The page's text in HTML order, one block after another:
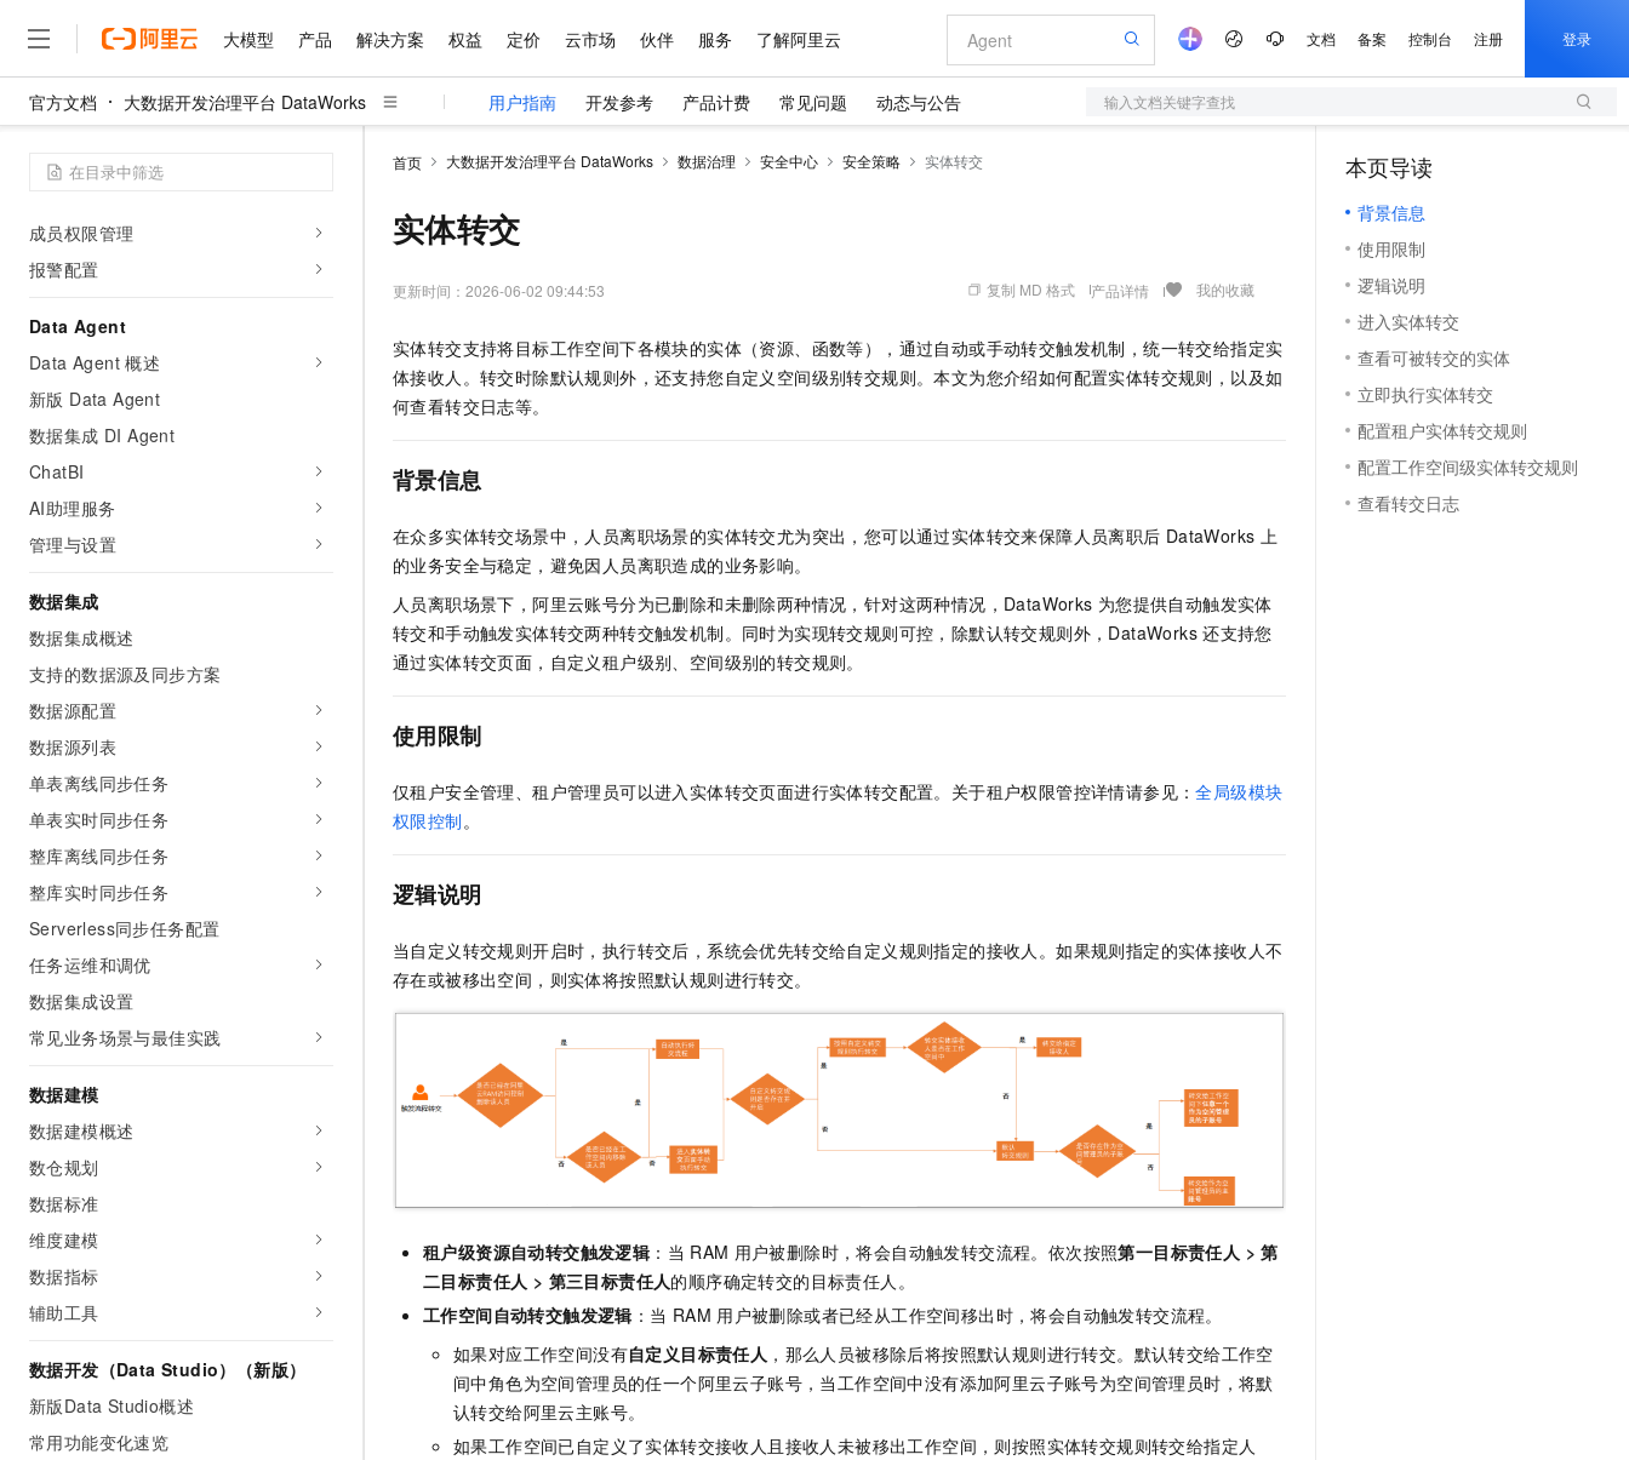
大模型 产品 解决方案 权益 定价 云市场 伙伴 服务 了解阿里云 文档 备案 控制台 注册 登录
官方文档 大数据开发治理平台 DataWorks 用户指南 开发参考 产品计费 常见问题 动态与公告 输入文档关键字查找
资源组管理
数据源管理
大模型服务管理
成员权限管理
报警配置
Data Agent
Data Agent 概述
新版 Data Agent
数据集成 DI Agent
ChatBI
AI助理服务
管理与设置
数据集成
数据集成概述
支持的数据源及同步方案
数据源配置
数据源列表
单表离线同步任务
单表实时同步任务
整库离线同步任务
整库实时同步任务
Serverless同步任务配置
任务运维和调优
数据集成设置
常见业务场景与最佳实践
数据建模
数据建模概述
数仓规划
数据标准
维度建模
数据指标
辅助工具
数据开发（Data Studio）（新版）
新版Data Studio概述
常用功能变化速览
首页 大数据开发治理平台 DataWorks 数据治理 安全中心 安全策略 实体转交
实体转交
更新时间： 2026-06-02 09:44:53 复制 MD 格式 产品详情 我的收藏
实体转交支持将目标工作空间下各模块的实体（资源、函数等），通过自动或手动转交触发机制，统一转交给指定实
体接收人。转交时除默认规则外，还支持您自定义空间级别转交规则。本文为您介绍如何配置实体转交规则，以及如
何查看转交日志等。
背景信息
在众多实体转交场景中，人员离职场景的实体转交尤为突出，您可以通过实体转交来保障人员离职后 DataWorks 上
的业务安全与稳定，避免因人员离职造成的业务影响。
人员离职场景下，阿里云账号分为已删除和未删除两种情况，针对这两种情况，DataWorks 为您提供自动触发实体
转交和手动触发实体转交两种转交触发机制。同时为实现转交规则可控，除默认转交规则外，DataWorks 还支持您
通过实体转交页面，自定义租户级别、空间级别的转交规则。
使用限制
仅租户安全管理、租户管理员可以进入实体转交页面进行实体转交配置。关于租户权限管控详情请参见：全局级模块
权限控制。
逻辑说明
当自定义转交规则开启时，执行转交后，系统会优先转交给自定义规则指定的接收人。如果规则指定的实体接收人不
存在或被移出空间，则实体将按照默认规则进行转交。
租户级资源自动转交触发逻辑 ：当 RAM 用户被删除时，将会自动触发转交流程。依次按照第一目标责任人 >第
二目标责任人 > 第三目标责任人的顺序确定转交的目标责任人。
工作空间自动转交触发逻辑 ：当 RAM 用户被删除或者已经从工作空间移出时，将会自动触发转交流程。
如果对应工作空间没有自定义目标责任人 ，那么人员被移除后将按照默认规则进行转交。默认转交给工作空
间中角色为空间管理员的任一个阿里云子账号，当工作空间中没有添加阿里云子账号为空间管理员时，将默
认转交给阿里云主账号。
如果工作空间已自定义了实体转交接收人且接收人未被移出工作空间，则按照实体转交规则转交给指定人
本页导读
背景信息
使用限制
逻辑说明
进入实体转交
查看可被转交的实体
立即执行实体转交
配置租户实体转交规则
配置工作空间级实体转交规则
查看转交日志
大模型
千问AI平台
Qwen3.8-Max HOT
智能体时代全能旗舰模型
能看、能想、能动手的多模态智能体模型
Qwen3-VL-Plus
视觉 Coding、空间感知、多模态思考等全面升级
Kimi-K3 NEW
GLM-5.2
1M上下文，专为长程任务能力而生
HappyHorse-1.1-T2V
Wan2.7-T2V
语音识别与合成
Qwen3-TTS-Flash
高表现力语音合成大模型，语音克隆听感自然
大模型服务
在线体验全尺寸、多种模态的模型效果
AI 应用构建
灵活可视化地构建企业级 Agent
大模型原生应用
企业级人与Agent协作平台，接入和调度多个数字员工
大模型解决方案
依托云原生高可用架构,实现Dify私有化部署
10 分钟在聊天系统中增加一个 AI 助手
10分钟微调：让0.6B模型媲美235B模型
用1%尺寸在特定领域达到大模型90%以上效果
即刻拥有 DeepSeek-R1 满血版 超强辅助，Bolt.diy 一步搞定创意建站
产品
精选产品
人工智能与机器学习
计算
存储
网络与CDN
数据库
大数据计算
企业服务与云通信
域名与网站
终端用户计算
Serverless
开发工具
专有云
精选产品
大模型服务与应用平台
多元化、高性能、安全可靠的大模型服务
无影云电脑
随时随地安全接入的云上超级电脑
云解析DNS
云原生大数据计算服务 MaxCompute
人工智能平台 PAI 大模型
一站式AI开发、训练和推理服务
全托管，含MySQL、PostgreSQL、SQL Server、MariaDB多引擎
Qoder
面向真实软件的智能体编程平台
轻量应用服务器
数字证书管理服务（原SSL证书）
实现全站HTTPS，呈现可信的WEB访问
短信服务
大数据开发治理平台 DataWorks
解决方案
精选解决方案
AI
互联网应用开发
现代化应用
安全
可观测
上云与迁云
企业出海
政企业务
精选解决方案
上传文档即自动完成翻译和格式还原
Hermes Agent，打造自进化智能体
自主进化，持久记忆，越用越聪明
快速拥有专属 OpenClaw
5 分钟轻松部署专属 QwenPaw HOT
从聊天伙伴进化为能主动干活的本地数字员工
一键购买专属联机服务器，轻松开启游戏
高效搭建 AI 智能体与工作流应用
通过阿里云百炼高效搭建AI应用,助力高效开发
Agency Agents：拥有专属领域专家
HappyHorse 打造一站式影视创作平台
漫剧工坊：一站式动画创作平台
快速生产连贯的高质量长漫剧
10 分钟搭建微信、支付宝小程序
高效部署网站，快速应用到小程序
权益 普惠上云
云服务器38元/年起，超值低价云产品抢先购
推荐新用户得奖励，单订单最高返9万
云工开物
高校专属算力普惠，学生认证享300元代金券
解决方案免费试用 新老同享
AI 产品 免费试用
140+云产品 免费试用
产品新客免费试用，最长12个月
助力企业全员 AI 认知与能力提升
AI 特惠
Token Plan 模型订阅计划
Qwen3.8-Max 首发尝鲜，限时加量 10 倍，夜间低至2折
Night Plan 支持 Qwen 3.8-Max
AI 场景体验
从图文生成到视频创作，一键激活电商全链路生产力
AI 广告创作
图文、视频一站生成，高效打造优质广告素材
智能客服
AI 活动
AI 生产力先锋
先锋实践拓展 AI 生产力的边界
飞天发布时刻
所见，即是所愿
AI 实训营
从基础到进阶，Agent 创客手把手教你
创新加速
覆盖90%+业务场景，专享组合折扣价
定价 产品定价
了解云产品的定价详情
云上成本管理
管理和优化成本
价格计算器
自助选配和估算价格
配置报价器
阿里云 OPC 创新助力计划
Token 补贴，五大权
益加速 OPC 成功
云市场 精选商城
多端小程序
观测云
Tuya 物联网平台阿里云版
电子合同
畅捷通
Tableau 订阅
AI空中课堂在线直播课堂（旗舰版）
行业生态解决方案
开发者生态解决方案
AI 开发和 AI 应用解决方案
数据与 API
OCR 文字识别
企业应用
ERP
CRM
400电话
基础软件
JAVA
Ubuntu
SUSE
定制建站
建站系统
专业服务
公司注册
上云迁移
代维服务
伙伴 成为销售伙伴
咨询伙伴
销售伙伴合作计划
无影生态合作计划
Salesforce On Alibaba Cloud
Consulting Partner 合作计划
成为产品伙伴 产品伙伴合作计划
云网络合作计划
服务生态伙伴
服务伙伴合作计划
Al MaaS 服务伙伴赋能合作
伙伴信用分合作计划
更多支持
合作伙伴培训与认证
查询合作伙伴
登录合作伙伴管理后台
服务 售前咨询
售后服务
自助服务
在线服务
工单服务
企业增值服务
企业成长
服务实践
阿里云认证
信息公告
官网公告
开发者社区
镜像站
我要反馈
我要建议
我要投诉
了解阿里云 为什么选择阿里云
技术领先
分析师报告
研究报告与白皮书
天池大赛
AI 算法大赛
云开发大赛
入门学习赛
最佳实践
看见新力量
市场活动
魔搭 ModelScope
云工开物
科研合作
加入我们
校园招聘